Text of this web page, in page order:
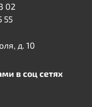
02
55
д. 10
в соц сетях